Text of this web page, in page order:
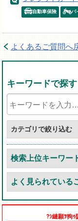
自動車保険 バ
よくあるご質問へ
キーワードで探す
カテゴリで絞り込む
検索上位キーワー
よく見られている
?ｼ縺願ｦ狗ｩ